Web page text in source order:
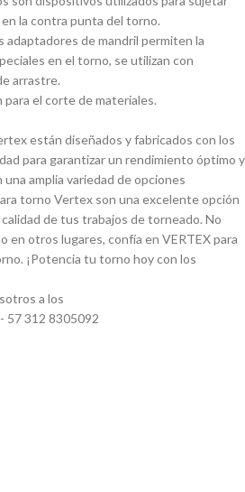
la contra punta del torno.
de mandril permiten la
en el torno, se utilizan con
arrastre.
el corte de materiales.
están diseñados y fabricados con los
para garantizar un rendimiento óptimo y
una amplia variedad de opciones
torno Vertex son una excelente opción
de tus trabajos de torneado. No
en otros lugares, confí­a en VERTEX para
¡Potencia tu torno hoy con los
a los
57 312 8305092